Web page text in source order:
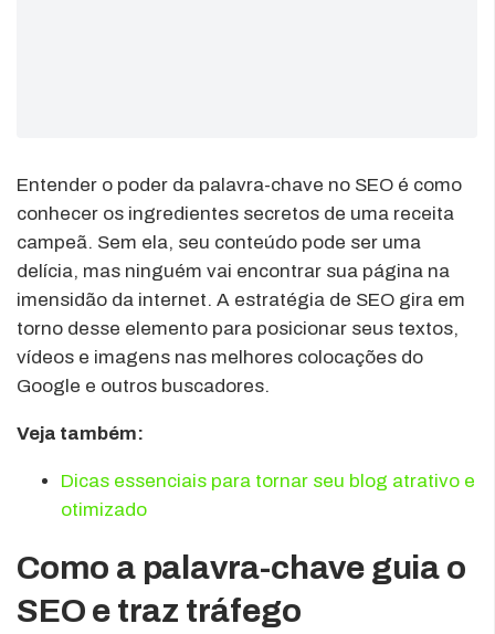
Entender o poder da palavra-chave no SEO é como
conhecer os ingredientes secretos de uma receita
campeã. Sem ela, seu conteúdo pode ser uma
delícia, mas ninguém vai encontrar sua página na
imensidão da internet. A estratégia de SEO gira em
torno desse elemento para posicionar seus textos,
vídeos e imagens nas melhores colocações do
Google e outros buscadores.
Veja também:
Dicas essenciais para tornar seu blog atrativo e
otimizado
Como a palavra-chave guia o
SEO e traz tráfego